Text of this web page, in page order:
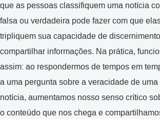
que as pessoas classifiquem uma notícia
falsa ou verdadeira pode fazer com que
tripliquem sua capacidade de
compartilhar informações. Na prática,
assim: ao respondermos de tempos em
a uma pergunta sobre a veracidade de uma
notícia, aumentamos nosso senso crítico
o conteúdo que nos chega e